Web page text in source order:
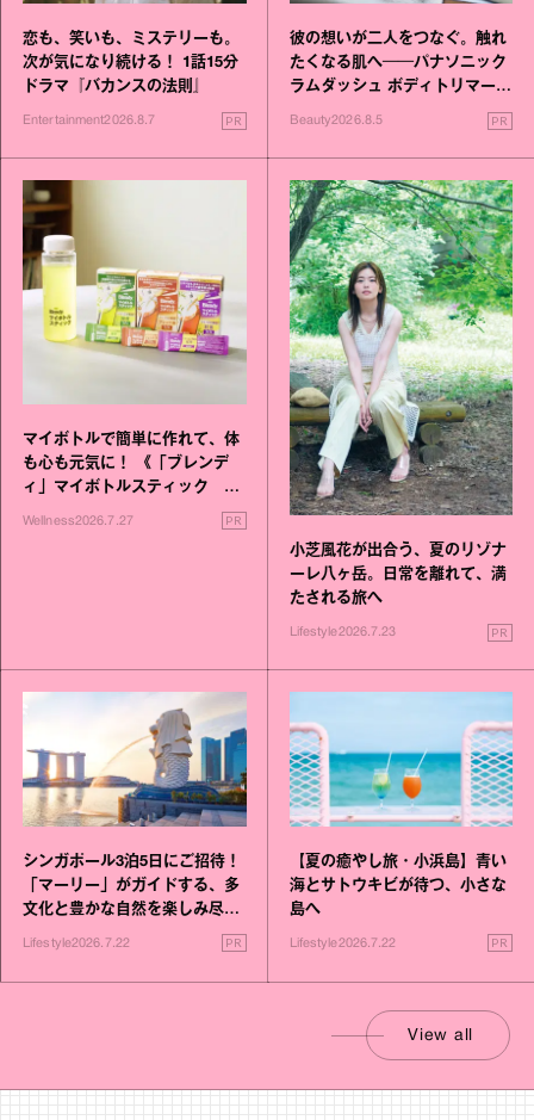
恋も、笑いも、ミステリーも。
次が気になり続ける！ 1話15分
ドラマ『バカンスの法則』
Entertainment2026.8.7 PR
彼の想いが二人をつなぐ。触れ
たくなる肌へ──パナソニック
ラムダッシュ ボディトリマーが
Beauty2026.8.5 PR
マイボトルで簡単に作れて、体
も心も元気に！ 《「ブレンデ
ィ」マイボトルスティック い
いこと毎日》シリーズが誕生
Wellness2026.7.27 PR
小芝風花が出合う、夏のリゾナ
ーレ八ヶ岳。日常を離れて、満
たされる旅へ
Lifestyle2026.7.23 PR
シンガポール3泊5日にご招待！
「マーリー」がガイドする、多
文化と豊かな自然を楽しみ尽く
Lifestyle2026.7.22 PR
【夏の癒やし旅・小浜島】青い
海とサトウキビが待つ、小さな
島へ
Lifestyle2026.7.22 PR
View all